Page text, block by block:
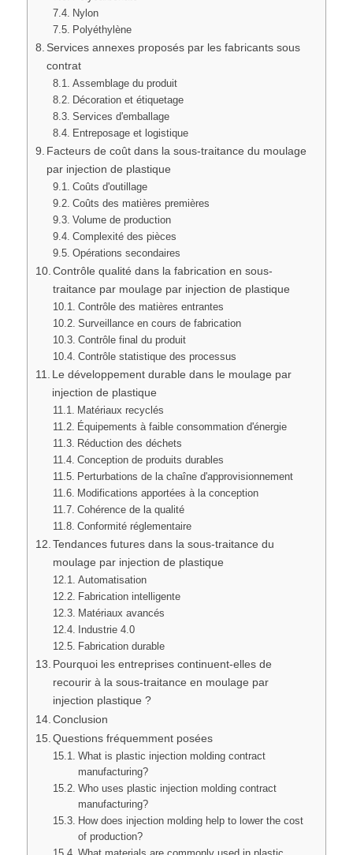
Nylon
Polyéthylène
Services annexes proposés par les fabricants sous
contrat
Assemblage du produit
Décoration et étiquetage
Services d'emballage
Entreposage et logistique
Facteurs de coût dans la sous-traitance du moulage
par injection de plastique
Coûts d'outillage
Coûts des matières premières
Volume de production
Complexité des pièces
Opérations secondaires
Contrôle qualité dans la fabrication en sous-
traitance par moulage par injection de plastique
Contrôle des matières entrantes
Surveillance en cours de fabrication
Contrôle final du produit
Contrôle statistique des processus
Le développement durable dans le moulage par
injection de plastique
Matériaux recyclés
Équipements à faible consommation d'énergie
Réduction des déchets
Conception de produits durables
Perturbations de la chaîne d'approvisionnement
Modifications apportées à la conception
Cohérence de la qualité
Conformité réglementaire
Tendances futures dans la sous-traitance du
moulage par injection de plastique
Automatisation
Fabrication intelligente
Matériaux avancés
Industrie 4.0
Fabrication durable
Pourquoi les entreprises continuent-elles de
recourir à la sous-traitance en moulage par
injection plastique ?
Conclusion
Questions fréquemment posées
What is plastic injection molding contract
manufacturing?
Who uses plastic injection molding contract
manufacturing?
How does injection molding help to lower the cost
of production?